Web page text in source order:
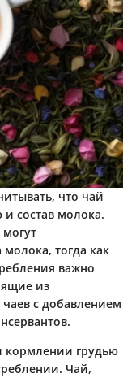
что чай
состав молока.
тогда как
важно
из
с добавлением
кормлении грудью
Чай,